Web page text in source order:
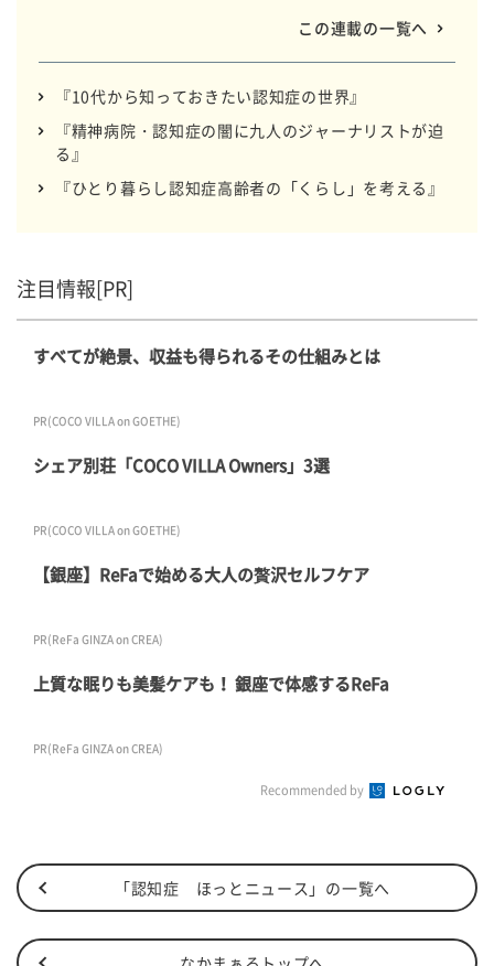
この連載の一覧へ
『10代から知っておきたい認知症の世界』
『精神病院・認知症の闇に九人のジャーナリストが迫
る』
『ひとり暮らし認知症高齢者の「くらし」を考える』
注目情報[PR]
すべてが絶景、収益も得られるその仕組みとは
PR(COCO VILLA on GOETHE)
シェア別荘「COCO VILLA Owners」3選
PR(COCO VILLA on GOETHE)
【銀座】ReFaで始める大人の贅沢セルフケア
PR(ReFa GINZA on CREA)
上質な眠りも美髪ケアも！ 銀座で体感するReFa
PR(ReFa GINZA on CREA)
Recommended by
「認知症 ほっとニュース」の一覧へ